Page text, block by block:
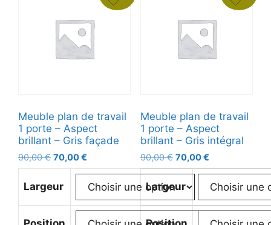
Meuble plan de travail
1 porte – Aspect
brillant – Gris façade
90,00€ 70,00€
Largeur
Meuble plan de travail
1 porte – Aspect
brillant – Gris intégral
90,00€ 70,00€
Largeur